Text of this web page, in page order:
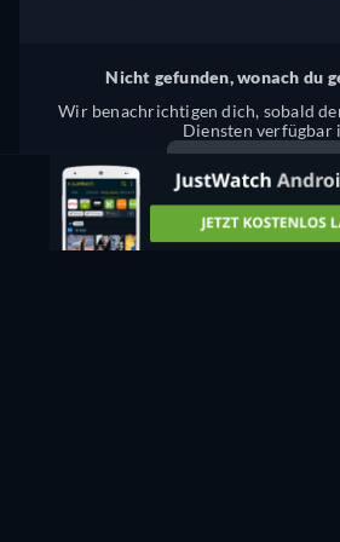
Nicht gefunden, wonach du
Wir benachrichtigen dich, sobald
Diensten verfügbar
Etwas stimmt nicht? Lass es uns wissen.